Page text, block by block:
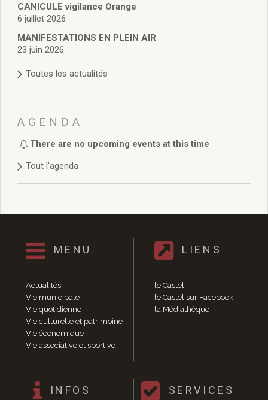
Budget de Fonctionnement
Budget d’Investissement
Conseils municipaux
Règlement du conseil municipal
Délibérations 2025
Délibérations 2022
Délibérations 2021
Délibérations 2020
Délibérations 2019
Délibérations 2018
Délibérations 2014
Délibérations 2013
Délibérations 2011
Délibérations 2010
Délibérations 2009
Délibérations 2008
Agenda réunions publiques
Marchés publics
Vie quotidienne
CANICULE vigilance Orange
6 juillet 2026
MANIFESTATIONS EN PLEIN AIR
23 juin 2026
Toutes les actualités
AGENDA
There are no upcoming events at this time
Tout l'agenda
MENU
Actualités
Vie municipale
Vie quotidienne
Vie culturelle et patrimoine
Vie économique
Vie associative et sportive
LIENS
le Castel
le Castel sur Facebook
la Médiathèque
INFOS SERVICES